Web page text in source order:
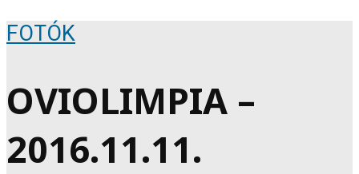
FOTÓK
OVIOLIMPIA –
2016.11.11.